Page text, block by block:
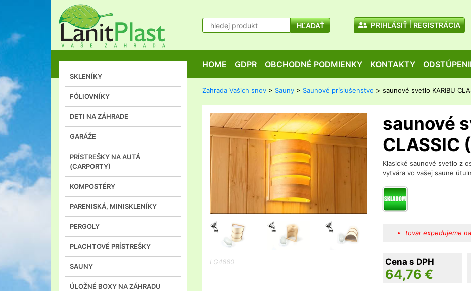
HĽADAŤ PRIHLÁSIŤ REGISTRÁCIA
HOME GDPR OBCHODNÉ PODMIENKY KONTAKTY
SKLENÍKY
FÓLIOVNÍKY
DETI NA ZÁHRADE
GARÁŽE
PRÍSTREŠKY NA AUTÁ
(CARPORTY)
KOMPOSTÉRY
PARENISKÁ, MINISKLENÍKY
PERGOLY
PLACHTOVÉ PRÍSTREŠKY
SAUNY
ÚLOŽNÉ BOXY NA ZÁHRADU
Zahrada Vašich snov > Sauny > Saunové príslušenstvo > saunové svetlo KARIBU
LG4660
saunové
CLASSIC
Klasické saunové svetlo z
vytvára vo vašej saune
tovar expedujeme
Cena s DPH
64,76 €